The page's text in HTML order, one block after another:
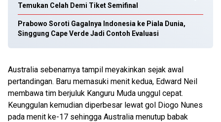
Temukan Celah Demi Tiket Semifinal
Prabowo Soroti Gagalnya Indonesia ke Piala Dunia,
Singgung Cape Verde Jadi Contoh Evaluasi
Australia sebenarnya tampil meyakinkan sejak awal
pertandingan. Baru memasuki menit kedua, Edward Neil
membawa tim berjuluk Kanguru Muda unggul cepat.
Keunggulan kemudian diperbesar lewat gol Diogo Nunes
pada menit ke-17 sehingga Australia menutup babak